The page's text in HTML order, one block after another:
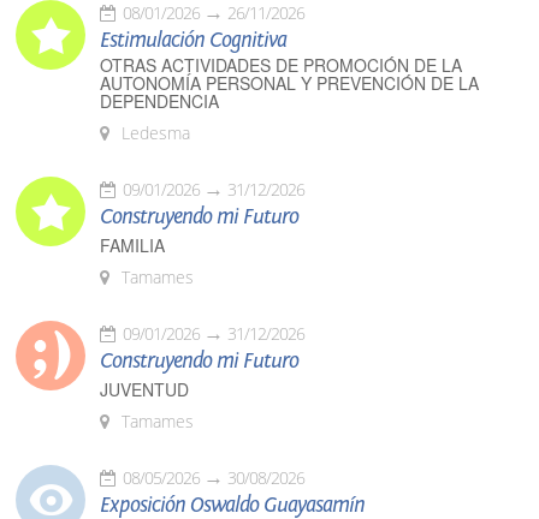
08/01/2026 26/11/2026
Estimulación Cognitiva
OTRAS ACTIVIDADES DE PROMOCIÓN DE LA
AUTONOMÍA PERSONAL Y PREVENCIÓN DE LA
DEPENDENCIA
Ledesma
09/01/2026 31/12/2026
Construyendo mi Futuro
FAMILIA
Tamames
09/01/2026 31/12/2026
Construyendo mi Futuro
JUVENTUD
Tamames
08/05/2026 30/08/2026
Exposición Oswaldo Guayasamín